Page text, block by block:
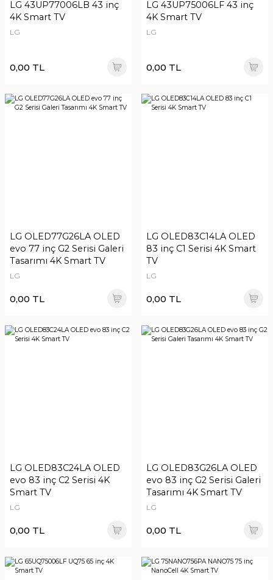
LG 43UP77006LB 43 inç
4K Smart TV
LG
0,00 TL
LG 43UP75006LF 43 inç
4K Smart TV
LG
0,00 TL
LG OLED77G26LA OLED
evo 77 inç G2 Serisi Galeri
Tasarımı 4K Smart TV
LG
0,00 TL
LG OLED83C14LA OLED
83 inç C1 Serisi 4K Smart
TV
LG
0,00 TL
LG OLED83C24LA OLED
evo 83 inç C2 Serisi 4K
Smart TV
LG
0,00 TL
LG OLED83G26LA OLED
evo 83 inç G2 Serisi Galeri
Tasarımı 4K Smart TV
LG
0,00 TL